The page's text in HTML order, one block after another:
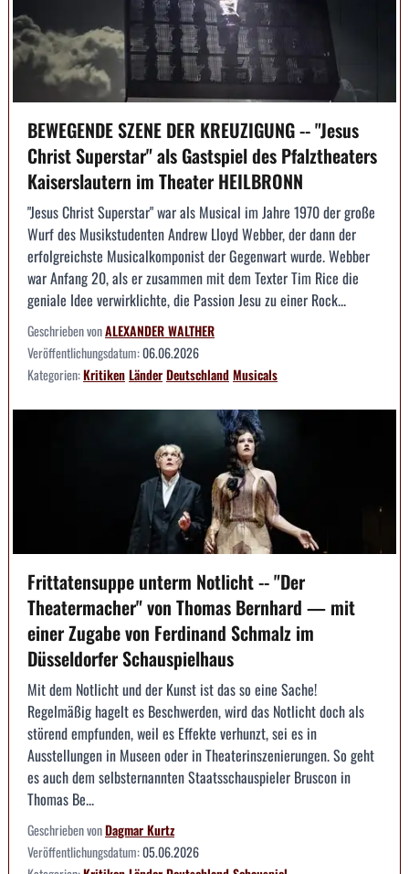
BEWEGENDE SZENE DER KREUZIGUNG -- "Jesus
Christ Superstar" als Gastspiel des Pfalztheaters
Kaiserslautern im Theater HEILBRONN
"Jesus Christ Superstar" war als Musical im Jahre 1970 der große
Wurf des Musikstudenten Andrew Lloyd Webber, der dann der
erfolgreichste Musicalkomponist der Gegenwart wurde. Webber
war Anfang 20, als er zusammen mit dem Texter Tim Rice die
geniale Idee verwirklichte, die Passion Jesu zu einer Rock...
Geschrieben vonALEXANDER WALTHER
Veröffentlichungsdatum:06.06.2026
Kategorien:KritikenLänderDeutschlandMusicals
Frittatensuppe unterm Notlicht -- "Der
Theatermacher" von Thomas Bernhard — mit
einer Zugabe von Ferdinand Schmalz im
Düsseldorfer Schauspielhaus
Mit dem Notlicht und der Kunst ist das so eine Sache!
Regelmäßig hagelt es Beschwerden, wird das Notlicht doch als
störend empfunden, weil es Effekte verhunzt, sei es in
Ausstellungen in Museen oder in Theaterinszenierungen. So geht
es auch dem selbsternannten Staatsschauspieler Bruscon in
Thomas Be...
Geschrieben vonDagmar Kurtz
Veröffentlichungsdatum:05.06.2026